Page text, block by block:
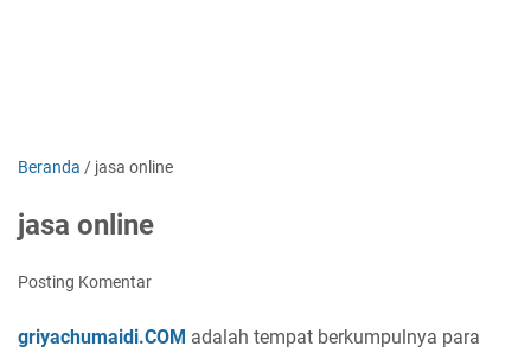
Beranda / jasa online
jasa online
Posting Komentar
griyachumaidi.COM adalah tempat berkumpulnya para